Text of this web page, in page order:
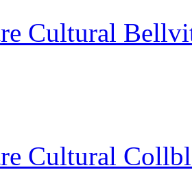
Cultural
Cultural